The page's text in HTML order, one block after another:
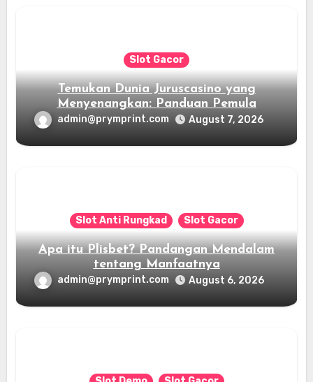
Slot Gacor
Temukan Dunia Juruscasino yang
Menyenangkan: Panduan Pemula
admin@prymprint.com August 7, 2026
Slot Anti Rungkad Slot Gacor
Apa itu Plisbet? Pandangan Mendalam
tentang Manfaatnya
admin@prymprint.com August 6, 2026